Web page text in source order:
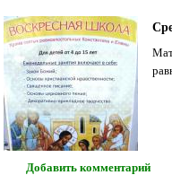
Добавить комментарий